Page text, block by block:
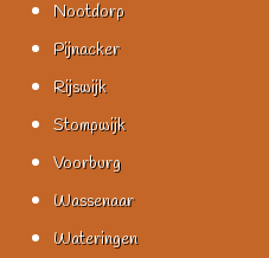
Nootdorp
Pijnacker
Rijswijk
Stompwijk
Voorburg
Wassenaar
Wateringen